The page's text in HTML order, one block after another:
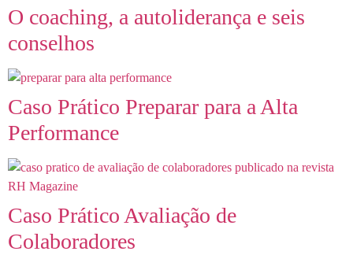
O coaching, a autoliderança e seis
conselhos
Caso Prático Preparar para a Alta
Performance
Caso Prático Avaliação de
Colaboradores